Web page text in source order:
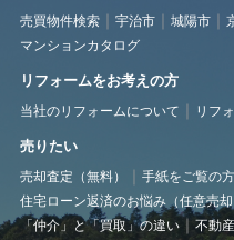
売買物件検索 宇治市 城陽市
マンションカタログ
リフォームをお考えの方
当社のリフォームについて リフ
売りたい
売却査定（無料） 手紙をご覧の
住宅ローン返済のお悩み（任意売却
「仲介」と「買取」の違い
不動